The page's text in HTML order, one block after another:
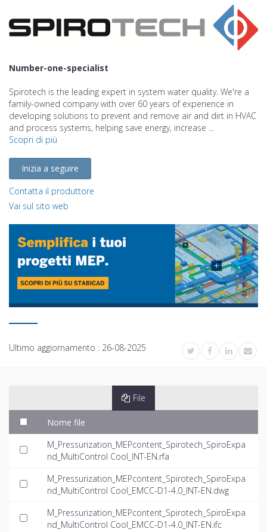
Number-one-specialist
Spirotech is the leading expert in system water quality. We're a
family-owned company with over 60 years of experience in
developing solutions to prevent and remove air and dirt in HVAC
and process systems, helping save energy, increase ...
Scopri di più
Inizia a seguire
Contatta il produttore
Vai sul sito web
Ultimo aggiornamento : 26-08-2025
File
Nome file
M_Pressurization_MEPcontent_Spirotech_SpiroExpa
nd_MultiControl Cool_INT-EN.rfa
M_Pressurization_MEPcontent_Spirotech_SpiroExpa
nd_MultiControl Cool_EMCC-D1-4.0_INT-EN.dwg
M_Pressurization_MEPcontent_Spirotech_SpiroExpa
nd_MultiControl Cool_EMCC-D1-4.0_INT-EN.ifc